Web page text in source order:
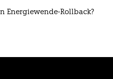
Energiewende-Rollback?